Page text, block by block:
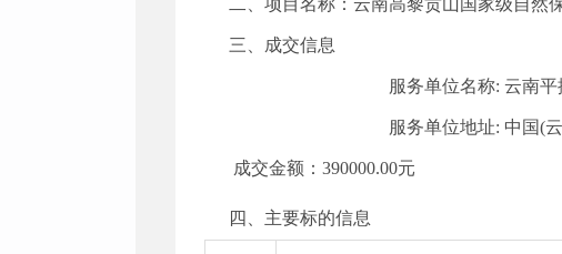
二、项目名称： 云南高黎贡山国家级自然
三、成交信息
服务单位名称: 云南平
服务单位地址: 中国(
成交金额： 390000.00元
四、主要标的信息